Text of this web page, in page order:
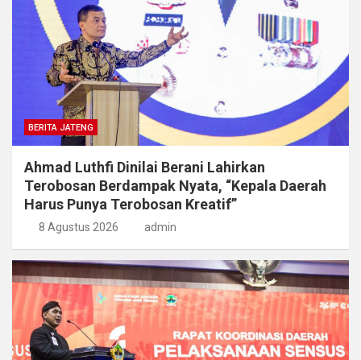
BERITA JATENG
Ahmad Luthfi Dinilai Berani Lahirkan
Terobosan Berdampak Nyata, “Kepala Daerah
Harus Punya Terobosan Kreatif”
8 Agustus 2026 admin